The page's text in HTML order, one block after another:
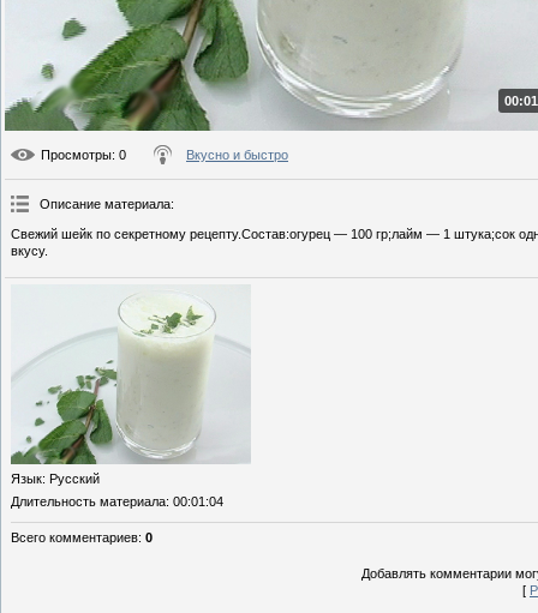
Просмотры: 0 Вкусно и быстро
Описание материала:
Свежий шейк по секретному рецепту.Состав:огурец — 100 гр;лайм — 1 штука;сок
вкусу.
Язык: Русский
Длительность материала: 00:01:04
Всего комментариев: 0
Добавлять комментарии
[